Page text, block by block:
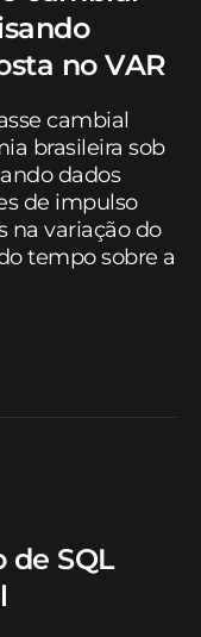
no VAR
cambial
brasileira sob
dados
de impulso
na variação do
tempo sobre a
de SQL